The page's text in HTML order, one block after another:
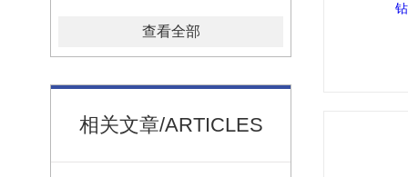
查看全部
相关文章/ARTICLES